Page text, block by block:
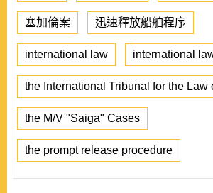
塞加倫案 迅速釋放船舶程序
international law international
the International Tribunal for the Law
the M/V "Saiga" Cases
the prompt release procedure